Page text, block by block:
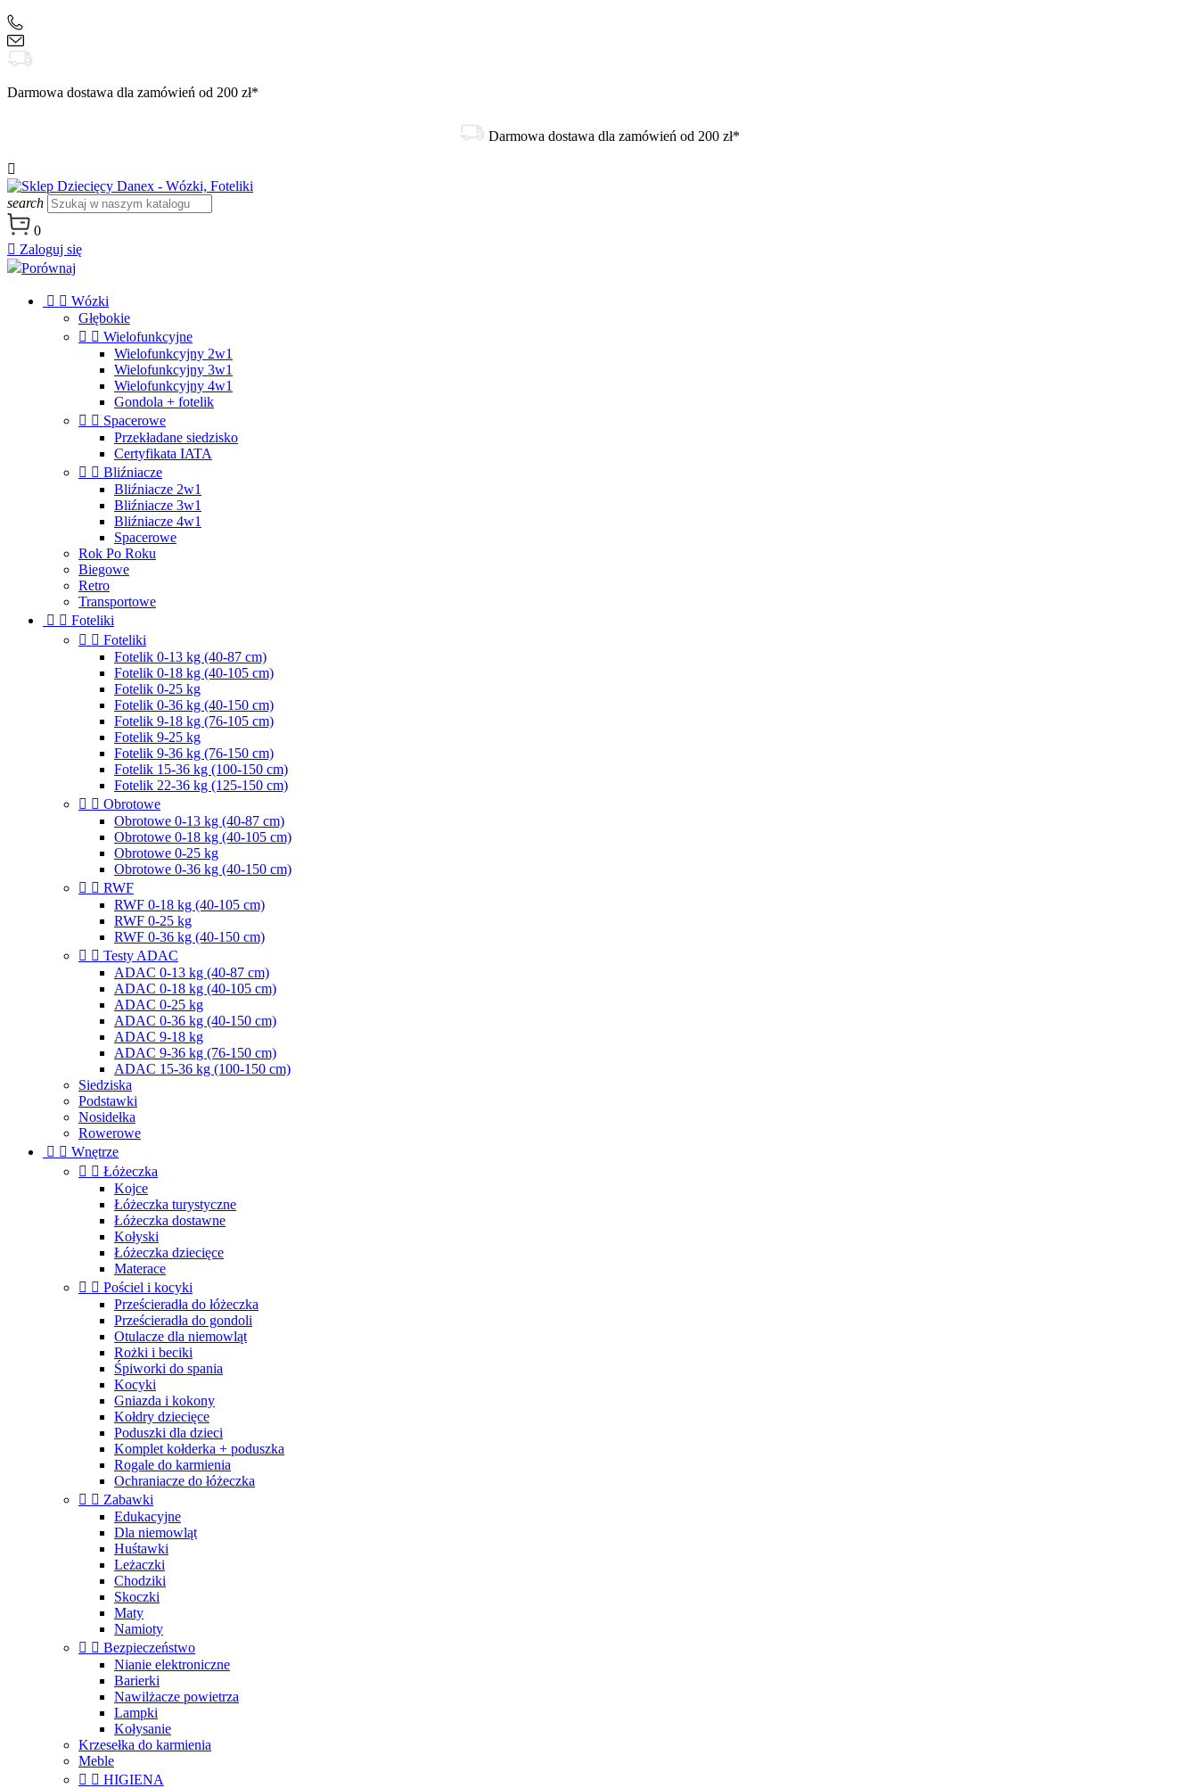
Darmowa dostawa dla zamówień od 200 zł*
Darmowa dostawa dla zamówień od 200 zł*

search
0
 Zaloguj się
Porównaj
  Wózki
Głębokie
  Wielofunkcyjne
Wielofunkcyjny 2w1
Wielofunkcyjny 3w1
Wielofunkcyjny 4w1
Gondola + fotelik
  Spacerowe
Przekładane siedzisko
Certyfikata IATA
  Bliźniacze
Bliźniacze 2w1
Bliźniacze 3w1
Bliźniacze 4w1
Spacerowe
Rok Po Roku
Biegowe
Retro
Transportowe
  Foteliki
  Foteliki
Fotelik 0-13 kg (40-87 cm)
Fotelik 0-18 kg (40-105 cm)
Fotelik 0-25 kg
Fotelik 0-36 kg (40-150 cm)
Fotelik 9-18 kg (76-105 cm)
Fotelik 9-25 kg
Fotelik 9-36 kg (76-150 cm)
Fotelik 15-36 kg (100-150 cm)
Fotelik 22-36 kg (125-150 cm)
  Obrotowe
Obrotowe 0-13 kg (40-87 cm)
Obrotowe 0-18 kg (40-105 cm)
Obrotowe 0-25 kg
Obrotowe 0-36 kg (40-150 cm)
  RWF
RWF 0-18 kg (40-105 cm)
RWF 0-25 kg
RWF 0-36 kg (40-150 cm)
  Testy ADAC
ADAC 0-13 kg (40-87 cm)
ADAC 0-18 kg (40-105 cm)
ADAC 0-25 kg
ADAC 0-36 kg (40-150 cm)
ADAC 9-18 kg
ADAC 9-36 kg (76-150 cm)
ADAC 15-36 kg (100-150 cm)
Siedziska
Podstawki
Nosidełka
Rowerowe
  Wnętrze
  Łóżeczka
Kojce
Łóżeczka turystyczne
Łóżeczka dostawne
Kołyski
Łóżeczka dziecięce
Materace
  Pościel i kocyki
Prześcieradła do łóżeczka
Prześcieradła do gondoli
Otulacze dla niemowląt
Rożki i beciki
Śpiworki do spania
Kocyki
Gniazda i kokony
Kołdry dziecięce
Poduszki dla dzieci
Komplet kołderka + poduszka
Rogale do karmienia
Ochraniacze do łóżeczka
  Zabawki
Edukacyjne
Dla niemowląt
Huśtawki
Leżaczki
Chodziki
Skoczki
Maty
Namioty
  Bezpieczeństwo
Nianie elektroniczne
Barierki
Nawilżacze powietrza
Lampki
Kołysanie
Krzesełka do karmienia
Meble
  HIGIENA